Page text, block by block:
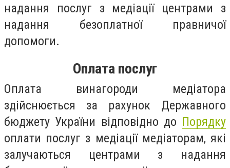
надання послуг з медіації центрами з
надання безоплатної правничої
допомоги.
Оплата послуг
Оплата винагороди медіатора
здійснюється за рахунок Державного
бюджету України відповідно до Порядку
оплати послуг з медіації медіаторам, які
залучаються центрами з надання